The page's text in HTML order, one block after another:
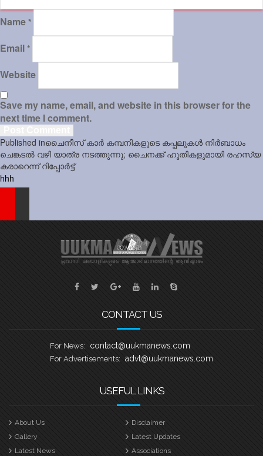
Name *
Email *
Website
Save my name, email, and website in this browser for the
next time I comment.
Post
navigation
Published inചൈനീസ് കാർ കമ്പനികളുടെ കപ്പലുകൾ നിർബാധം
ചെങ്കടൽ വഴി യാത്ര നടത്തുന്നു; ചൈനക്ക് ഹൂതികളുമായി രഹസ്യ
കരാറെന്ന് റിപ്പോർട്ട്
hhh
CONTACT US
For News: contact@uukmanews.com
For Advertisements: advt@uukmanews.com
USEFUL LINKS
About Us
Disclaimer
Gallery
Latest Updates
Latest News
Associations